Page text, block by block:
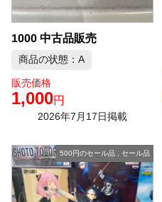
1000 中古品販売
商品の状態：A
販売価格
1,000円
2026年7月17日掲載
500円のセール品, セール品